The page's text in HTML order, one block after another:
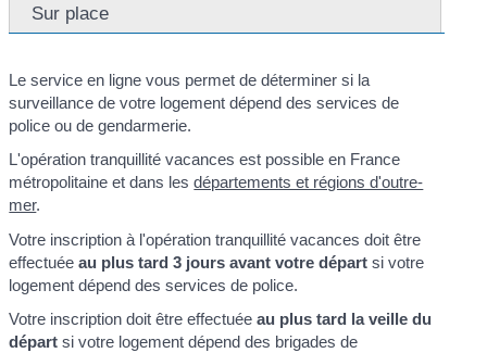
Sur place
Le service en ligne vous permet de déterminer si la
surveillance de votre logement dépend des services de
police ou de gendarmerie.
L'opération tranquillité vacances est possible en France
métropolitaine et dans lesdépartements et régions d'outre-
mer.
Votre inscription à l'opération tranquillité vacances doit être
effectuéeau plus tard 3 jours avant votre départ si votre
logement dépend des services de police.
Votre inscription doit être effectuéeau plus tard la veille du
départ si votre logement dépend des brigades de